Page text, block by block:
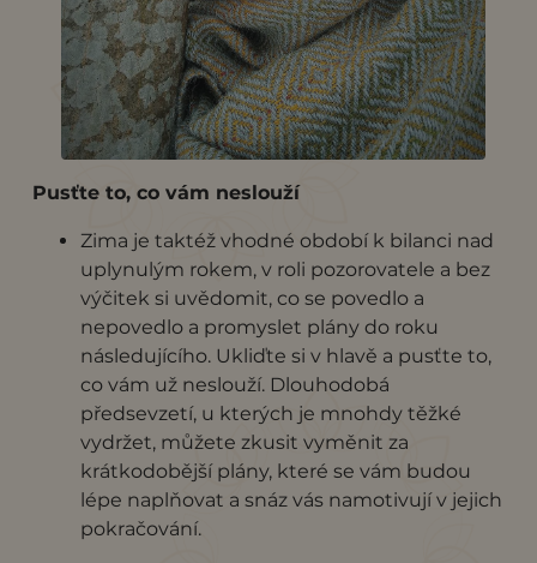
Pusťte to, co vám neslouží
Zima je taktéž vhodné období k bilanci nad
uplynulým rokem, v roli pozorovatele a bez
výčitek si uvědomit, co se povedlo a
nepovedlo a promyslet plány do roku
následujícího. Ukliďte si v hlavě a pusťte to,
co vám už neslouží. Dlouhodobá
předsevzetí, u kterých je mnohdy těžké
vydržet, můžete zkusit vyměnit za
krátkodobější plány, které se vám budou
lépe naplňovat a snáz vás namotivují v jejich
pokračování.